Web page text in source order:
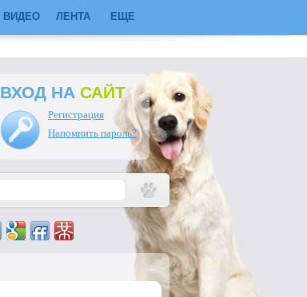
ВИДЕО ЛЕНТА ЕЩЕ
ВХОД НА САЙТ
Регистрация
Напомнить пароль?